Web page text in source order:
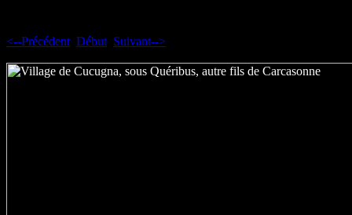
<--Précédent Début Suivant-->